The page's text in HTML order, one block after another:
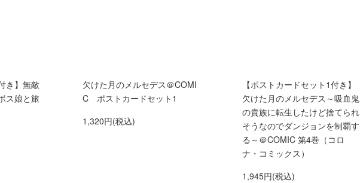
き】無敵
ス娘と旅
欠けた月のメルセデス＠COMI
C ポストカードセット1
1,320円(税込)
【ポストカードセット1付き】
欠けた月のメルセデス～吸血鬼
の貴族に転生したけど捨てられ
そうなのでダンジョンを制覇す
る～＠COMIC 第4巻（コロ
ナ・コミックス）
1,945円(税込)